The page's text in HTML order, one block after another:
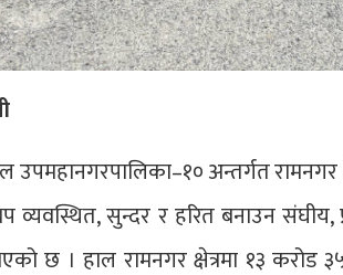
अन्तर्गत रामनगर
व्यवस्थित, सुन्दर र हरित बनाउन
छ । हाल रामनगर क्षेत्रमा १३ करोड